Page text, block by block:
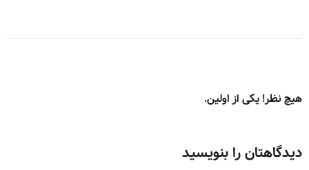
هیچ نظر! یکی از اولین.
دیدگاهتان را بنویسید